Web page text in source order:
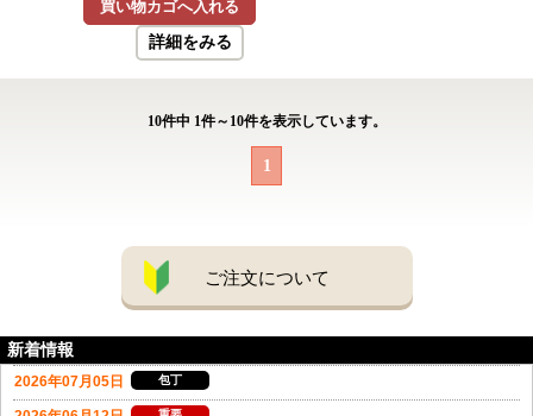
買い物カゴへ入れる
詳細をみる
10件中 1件～ 10件を表示しています。
1
ご注文について
新着情報